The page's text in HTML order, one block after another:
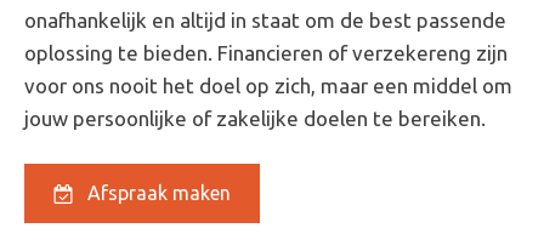
onafhankelijk en altijd in staat om de best passende
oplossing te bieden. Financieren of verzekereng zijn
voor ons nooit het doel op zich, maar een middel om
jouw persoonlijke of zakelijke doelen te bereiken.
Afspraak maken